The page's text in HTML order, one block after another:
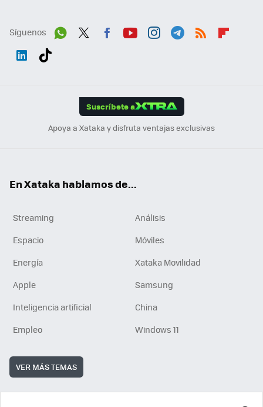
Síguenos
Suscríbete a
Apoya a Xataka y disfruta ventajas exclusivas
En Xataka hablamos de...
Streaming
Análisis
Espacio
Móviles
Energía
Xataka Movilidad
Apple
Samsung
Inteligencia artificial
China
Empleo
Windows 11
VER MÁS TEMAS